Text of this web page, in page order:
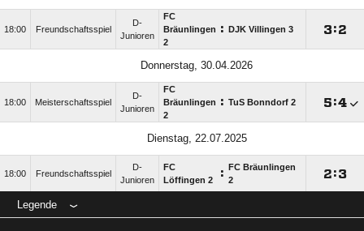
18:00 Freundschaftsspiel
D-
Junioren
FC
Bräunlingen
2
: DJK Villingen 3 :
Donnerstag, 30.04.2026
18:00 Meisterschaftsspiel
D-
Junioren
FC
Bräunlingen
2
: TuS Bonndorf 2 :
Dienstag, 22.07.2025
18:00 Freundschaftsspiel
D-
Junioren
FC
Löffingen 2
:
FC Bräunlingen
2
:
Legende